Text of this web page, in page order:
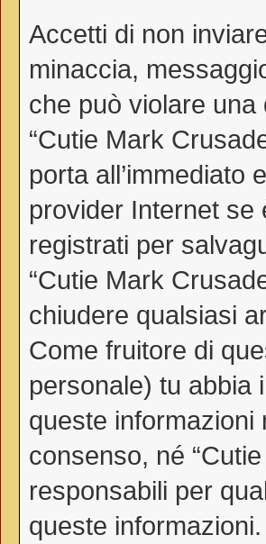
Accetti di non
minaccia,
che può violare
“Cutie Mark
porta all’immediato
provider Internet se
registrati per
“Cutie Mark
chiudere qualsiasi
Come fruitore di
personale) tu abbia
queste informazioni
consenso, né
responsabili per
queste informazioni.